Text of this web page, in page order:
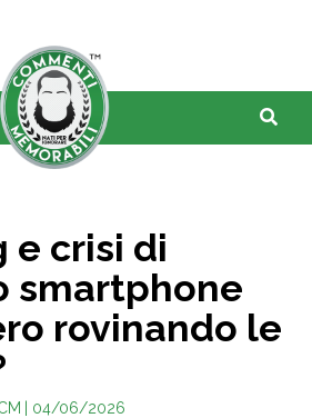
e crisi di
smartphone
rovinando le
| 04/06/2026